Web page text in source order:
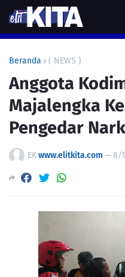
Beranda ( NEWS )
Anggota
Majalengka
Pengedar
EKwww.elitkita.com —8/